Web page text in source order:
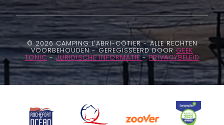
© 2026 CAMPING L'ABRI-CÔTIER - ALLE RECHTEN
VOORBEHOUDEN - GEREGISSEERD DOOR GEEK
TONIC-JURIDISCHE INFORMATIE-PRIVACYBELEID